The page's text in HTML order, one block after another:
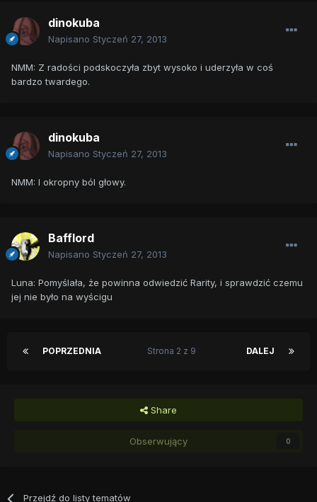
dinokuba
Napisano Styczeń 27, 2013
NMM: Z radości podskoczyła zbyt wysoko i uderzyła w coś
bardzo twardego.
dinokuba
Napisano Styczeń 27, 2013
NMM: I okropny ból głowy.
Bafflord
Napisano Styczeń 27, 2013
Luna: Pomyślała, że powinna odwiedzić Rarity, i sprawdzić czemu
jej nie było na wyścigu
POPRZEDNIA DALEJ
Strona 2 z 9
Share
Obserwujący 0
Przejdź do listy tematów